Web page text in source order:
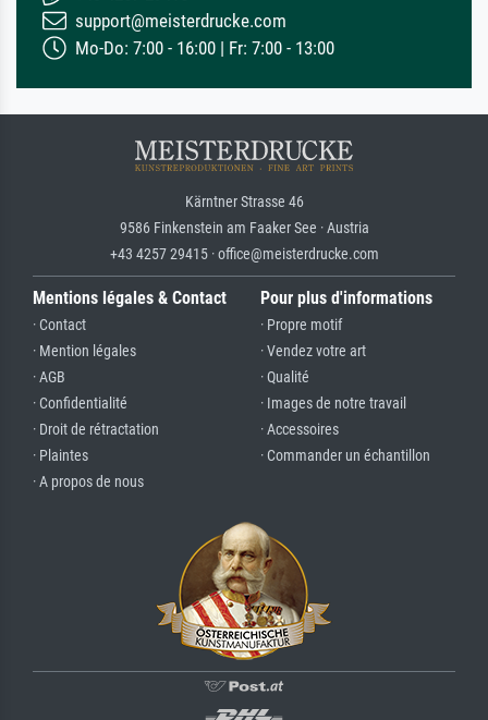
support@meisterdrucke.com
Mo-Do: 7:00 - 16:00 | Fr: 7:00 - 13:00
Kärntner Strasse 46
9586 Finkenstein am Faaker See · Austria
+43 4257 29415 · office@meisterdrucke.com
Mentions légales & Contact
· Contact
· Mention légales
· AGB
· Confidentialité
· Droit de rétractation
· Plaintes
· A propos de nous
Pour plus d'informations
· Propre motif
· Vendez votre art
· Qualité
· Images de notre travail
· Accessoires
· Commander un échantillon